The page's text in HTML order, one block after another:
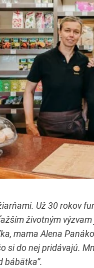
Už 30 rokov
životným
mama Alena
si do nej pridávajú.
bábätka”.